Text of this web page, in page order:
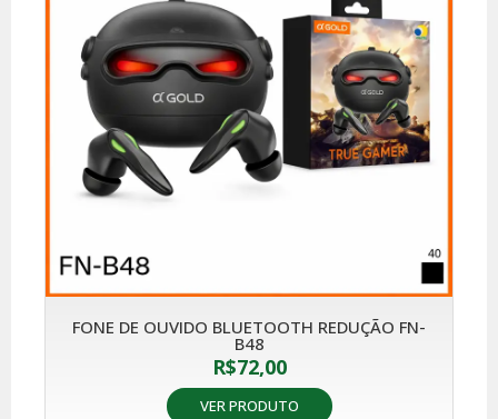
FONE DE OUVIDO BLUETOOTH REDUÇÃO FN-
B48
R$72,00
VER PRODUTO